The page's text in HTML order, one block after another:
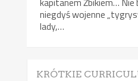
niegdyś wojenne
lady,…
KRÓTKIE